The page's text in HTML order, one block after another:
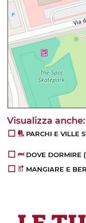
PARCHI E VILLE
DOVE DORMIRE
MANGIARE E